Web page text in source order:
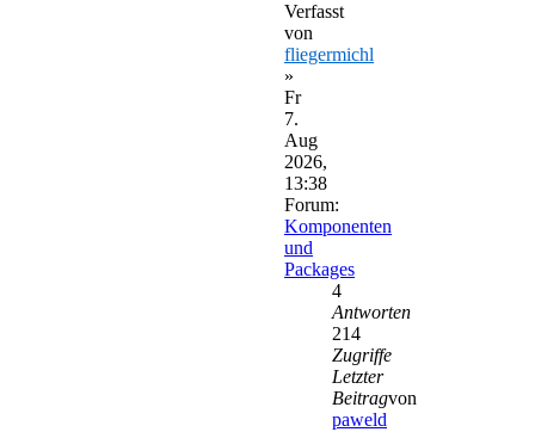
Verfasst
von
fliegermichl
»
Fr
7.
Aug
2026,
13:38
Forum:
Komponenten
und
Packages
4
Antworten
214
Zugriffe
Letzter
Beitragvon
paweld